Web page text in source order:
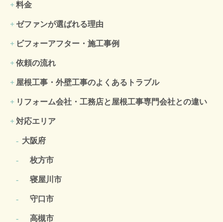
料金
ゼファンが選ばれる理由
ビフォーアフター・施工事例
依頼の流れ
屋根工事・外壁工事のよくある トラブル
リフォーム会社・工務店と屋根工事専門会社との違い
対応エリア
大阪府
枚方市
寝屋川市
守口市
高槻市